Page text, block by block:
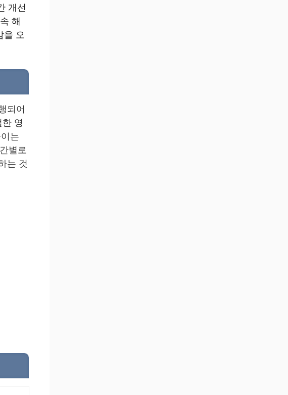
개선
해
을 오
되어
영
는
별로
는 것